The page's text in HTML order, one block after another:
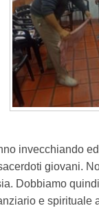
invecchiando
giovani.
Dobbiamo
e spirituale